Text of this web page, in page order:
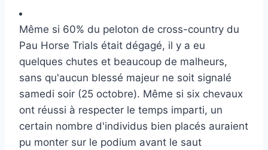
Même si 60% du peloton de cross-country du
Pau Horse Trials était dégagé, il y a eu
quelques chutes et beaucoup de malheurs,
sans qu'aucun blessé majeur ne soit signalé
samedi soir (25 octobre). Même si six chevaux
ont réussi à respecter le temps imparti, un
certain nombre d'individus bien placés auraient
pu monter sur le podium avant le saut